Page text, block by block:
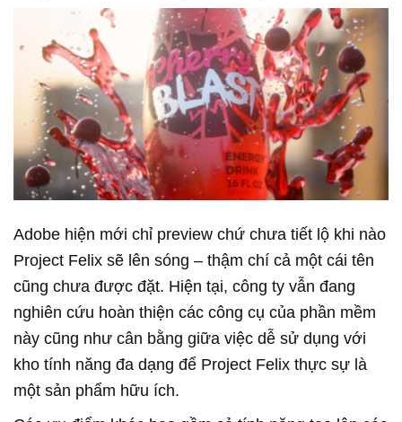
Adobe hiện mới chỉ preview chứ chưa tiết lộ khi nào
Project Felix sẽ lên sóng – thậm chí cả một cái tên
cũng chưa được đặt. Hiện tại, công ty vẫn đang
nghiên cứu hoàn thiện các công cụ của phần mềm
này cũng như cân bằng giữa việc dễ sử dụng với
kho tính năng đa dạng để Project Felix thực sự là
một sản phẩm hữu ích.